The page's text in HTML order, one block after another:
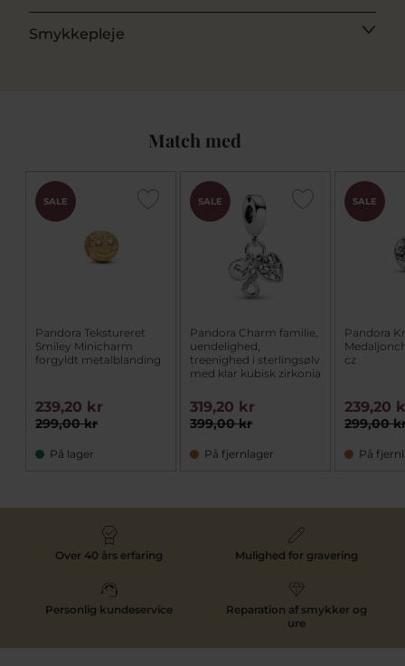
Smykkepleje
Match med
SALE
Pandora Tekstureret
Smiley Minicharm
forgyldt metalblanding
299,00 kr
239,20 kr
På lager
SALE
Pandora Charm familie,
uendelighed,
treenighed i sterlingsølv
med klar kubisk zirkonia
399,00 kr
319,20 kr
På fjernlager
SALE
Pandora
cz
299,00
239,20
På
Over 40 års erfaring Mulighed for gravering
Personlig kundeservice
Reparation af smykker og
ure